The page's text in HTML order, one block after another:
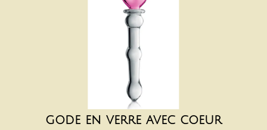
gode en verre avec coeur